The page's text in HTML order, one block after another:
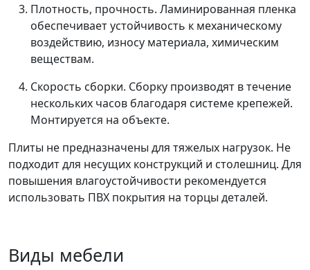
Плотность, прочность. Ламинированная пленка
обеспечивает устойчивость к механическому
воздействию, износу материала, химическим
веществам.
Скорость сборки. Сборку производят в течение
нескольких часов благодаря системе крепежей.
Монтируется на объекте.
Плиты не предназначены для тяжелых нагрузок. Не
подходит для несущих конструкций и столешниц. Для
повышения влагоустойчивости рекомендуется
использовать ПВХ покрытия на торцы деталей.
Виды мебели